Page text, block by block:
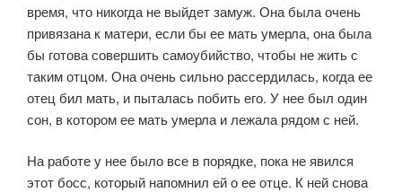
время, что никогда не выйдет замуж. Она была очень
привязана к матери, если бы ее мать умерла, она была
бы готова совершить самоубийство, чтобы не жить с
таким отцом. Она очень сильно рассердилась, когда ее
отец бил мать, и пыталась побить его. У нее был один
сон, в котором ее мать умерла и лежала рядом с ней.
На работе у нее было все в порядке, пока не явился
этот босс, который напомнил ей о ее отце. К ней снова